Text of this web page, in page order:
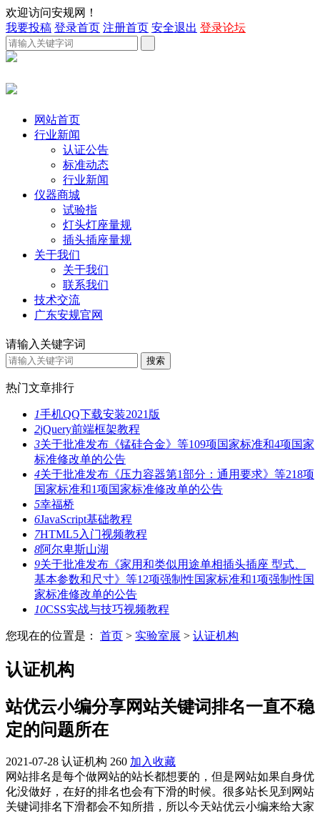
欢迎访问安规网！
我要投稿 登录首页 注册首页 安全退出 登录论坛
网站首页
行业新闻
认证公告
标准动态
行业新闻
仪器商城
试验指
灯头灯座量规
插头插座量规
关于我们
关于我们
联系我们
技术交流
广东安规官网
请输入关键字词
热门文章排行
1手机QQ下载安装2021版
2jQuery前端框架教程
3关于批准发布《锰硅合金》等109项国家标准和4项国家
标准修改单的公告
4关于批准发布《压力容器第1部分：通用要求》等218项
国家标准和1项国家标准修改单的公告
5幸福桥
6JavaScript基础教程
7HTML5入门视频教程
8阿尔卑斯山湖
9关于批准发布《家用和类似用途单相插头插座 型式、
基本参数和尺寸》等12项强制性国家标准和1项强制性国
家标准修改单的公告
10CSS实战与技巧视频教程
您现在的位置是： 首页 > 实验室展 > 认证机构
认证机构
站优云小编分享网站关键词排名一直不稳
定的问题所在
2021-07-28 认证机构 260 加入收藏
网站排名是每个做网站的站长都想要的，但是网站如果自身优
化没做好，在好的排名也会有下滑的时候。很多站长见到网站
关键词排名下滑都会不知所措，所以今天站优云小编来给大家